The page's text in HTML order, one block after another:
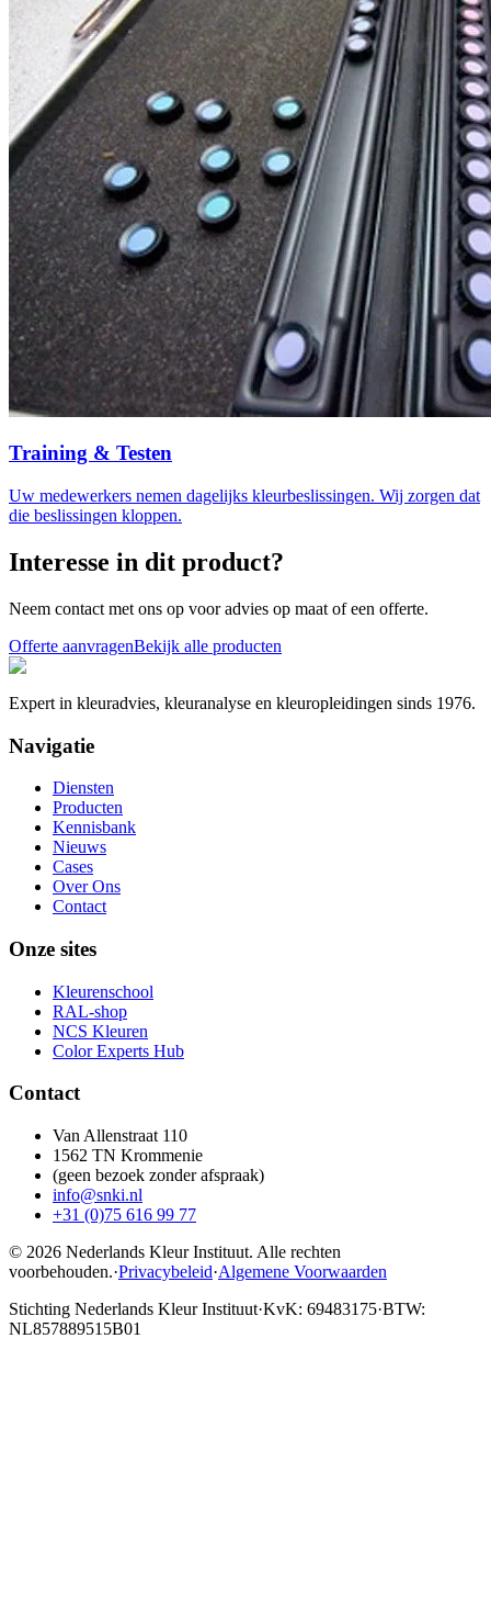
Training & Testen
Uw medewerkers nemen dagelijks kleurbeslissingen. Wij zorgen dat
die beslissingen kloppen.
Interesse in dit product?
Neem contact met ons op voor advies op maat of een offerte.
Offerte aanvragenBekijk alle producten
Expert in kleuradvies, kleuranalyse en kleuropleidingen sinds 1976.
Navigatie
Diensten
Producten
Kennisbank
Nieuws
Cases
Over Ons
Contact
Onze sites
Kleurenschool
RAL-shop
NCS Kleuren
Color Experts Hub
Contact
Van Allenstraat 110
1562 TN Krommenie
(geen bezoek zonder afspraak)
info@snki.nl
+31 (0)75 616 99 77
© 2026 Nederlands Kleur Instituut. Alle rechten
voorbehouden.·Privacybeleid·Algemene Voorwaarden
Stichting Nederlands Kleur Instituut·KvK: 69483175·BTW:
NL857889515B01